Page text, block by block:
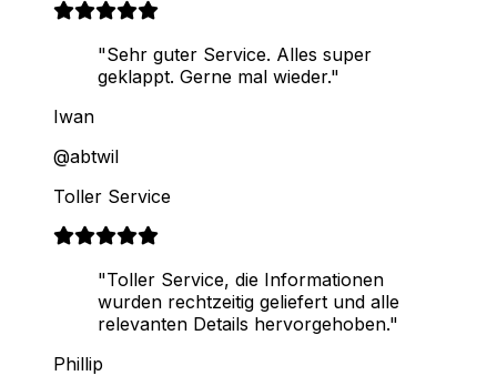
"Sehr guter Service. Alles super
geklappt. Gerne mal wieder."
Iwan
@abtwil
Toller Service
"Toller Service, die Informationen
wurden rechtzeitig geliefert und alle
relevanten Details hervorgehoben."
Phillip